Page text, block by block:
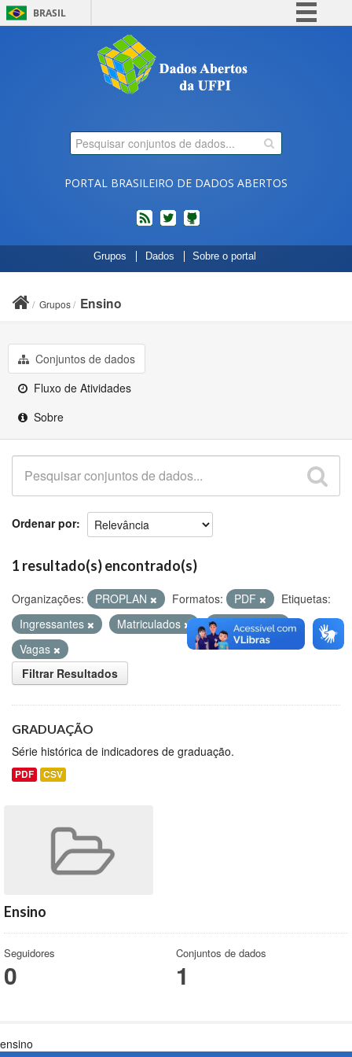
BRASIL
Comunica BR
Participe
Legislação
PORTAL BRASILEIRO DE DADOS ABERTOS
feed twitterCódigos
fonte
de
Grupos Dados Sobre o portal
Grupos Ensino
Conjuntos de dados
Fluxo de Atividades
Sobre
Ordenar por
1 resultado(s) encontrado(s)
Organizações: PROPLAN Formatos: PDF
Etiquetas:
Ingressantes
Matriculados
Concluintes
Vagas
Filtrar Resultados
GRADUAÇÃO
Série histórica de indicadores de graduação.
PDF CSV
Ensino
Seguidores
0
Conjuntos de dados
1
ensino